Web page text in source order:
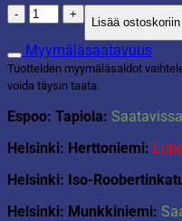
SmartStore™
Essence
Slim
säilytyskori
1,3L
offwhite
määrä
Lisää ostoskoriin
Myymäläsaatavuus
Tuotteiden myymäläsaldot
voida täysin taata.
Espoo: Tapiola: Saatavissa
Helsinki: Herttoniemi:
Helsinki: Iso-
Helsinki: Munkkiniemi: